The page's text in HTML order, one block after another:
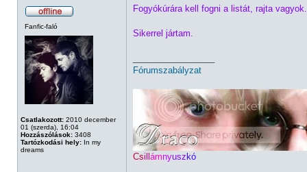
Fanfic-faló
Csatlakozott: 2010 december
01 (szerda), 16:04
Hozzászólások: 3408
Tartózkodási hely: In my
dreams
Fogyókúrára kell fogni a listát, rajta vagyok.
Sikerrel jártam.
Fórumszabályzat
Csill ámnyusz kó